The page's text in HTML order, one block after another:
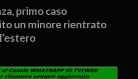
primo caso
un minore rientrato